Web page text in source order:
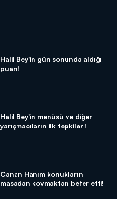
Halil Bey'in gün sonunda aldığı
puan!
Halil Bey'in menüsü ve diğer
yarışmacıların ilk tepkileri!
Canan Hanım konuklarını
masadan kovmaktan beter etti!